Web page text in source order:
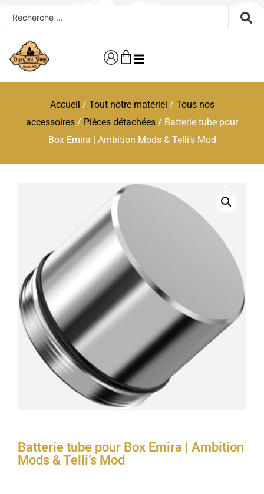
Accueil / Tout notre matériel / Tous nos
accessoires / Pièces détachées / Batterie tube pour
Box Emira | Ambition Mods & Telli’s Mod
Batterie tube pour Box Emira | Ambition
Mods & Telli’s Mod